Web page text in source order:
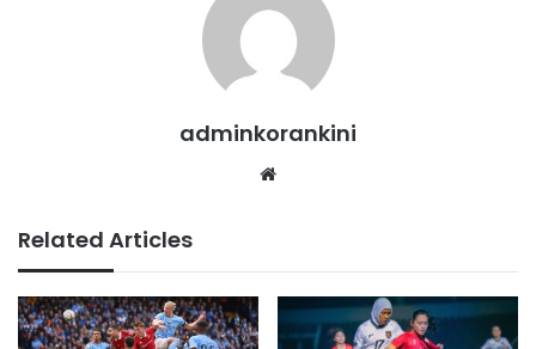
adminkorankini
Related Articles